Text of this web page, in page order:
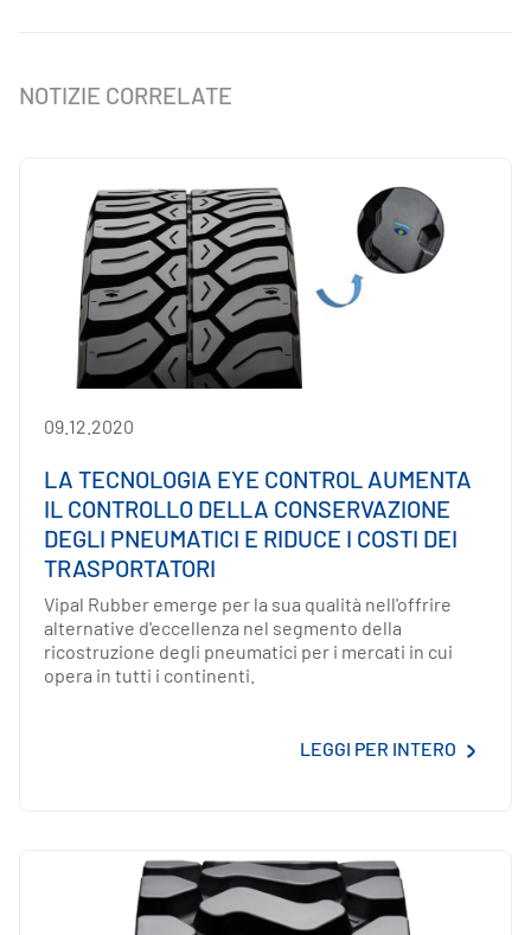
NOTIZIE CORRELATE
09.12.2020
LA TECNOLOGIA EYE CONTROL AUMENTA
IL CONTROLLO DELLA CONSERVAZIONE
DEGLI PNEUMATICI E RIDUCE I COSTI DEI
TRASPORTATORI
Vipal Rubber emerge per la sua qualità nell'offrire
alternative d'eccellenza nel segmento della
ricostruzione degli pneumatici per i mercati in cui
opera in tutti i continenti.
LEGGI PER INTERO